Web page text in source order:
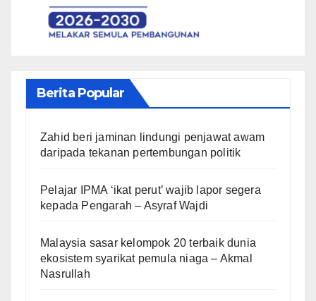
Berita Popular
Zahid beri jaminan lindungi penjawat awam
daripada tekanan pertembungan politik
Pelajar IPMA ‘ikat perut’ wajib lapor segera
kepada Pengarah – Asyraf Wajdi
Malaysia sasar kelompok 20 terbaik dunia
ekosistem syarikat pemula niaga – Akmal
Nasrullah